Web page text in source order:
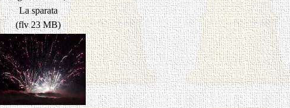
La sparata
(flv 23 MB)